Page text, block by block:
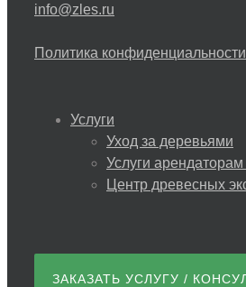
info@zles.ru
Политика конфиденциальности
Услуги
Уход за деревьями
Услуги
Центр древесных
ЗАКАЗАТЬ УСЛУГУ /